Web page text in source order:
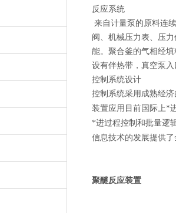
反应系统
来自计量泵 的原料连续
阀、机械压力表、压
能。聚合釜的气相经
设有伴热带，真空泵
控制系统设计
控制系统采用成熟经济
装置应用目前国际上*
*进过程控制和批量逻
信息技术的发展提供
聚醚反应装置